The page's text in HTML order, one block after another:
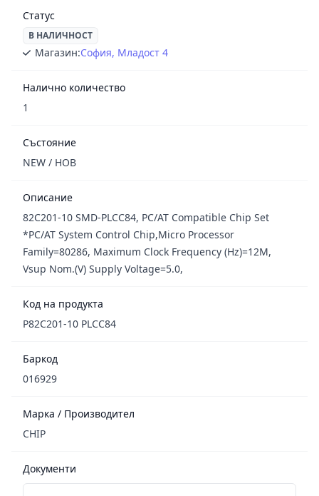
Статус
В НАЛИЧНОСТ
Магазин:София, Младост 4
Налично количество
1
Състояние
NEW / НОВ
Описание
82C201-10 SMD-PLCC84, PC/AT Compatible Chip Set
*PC/AT System Control Chip,Micro Processor
Family=80286, Maximum Clock Frequency (Hz)=12M,
Vsup Nom.(V) Supply Voltage=5.0,
Код на продукта
P82C201-10 PLCC84
Баркод
016929
Марка / Производител
CHIP
Документи